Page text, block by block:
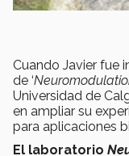
Cuando Javier fue
de ‘
Universidad de
en ampliar su
para aplicaciones
El laboratorio